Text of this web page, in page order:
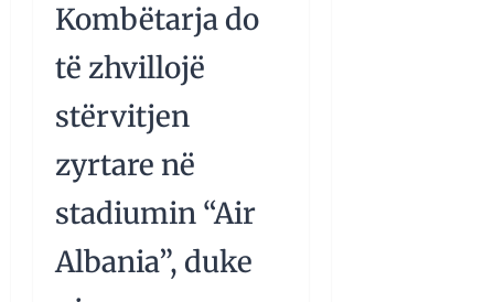
Kombëtarja do
të zhvillojë
stërvitjen
zyrtare në
stadiumin “Air
Albania”, duke